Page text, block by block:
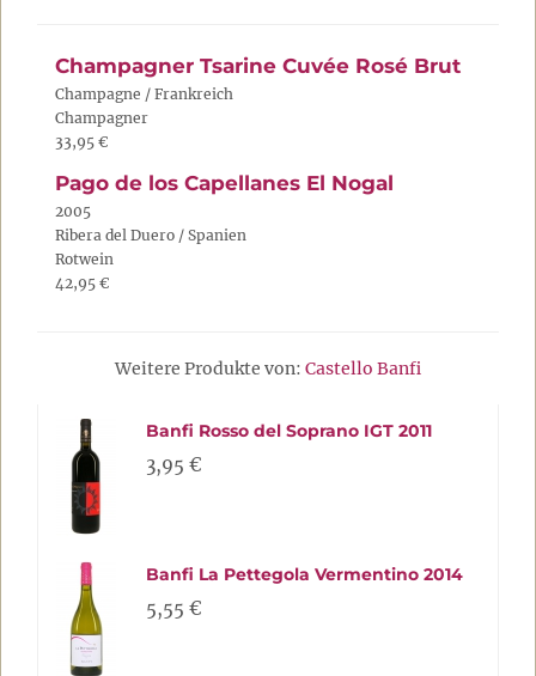
Champagner Tsarine Cuvée Rosé Brut
Champagne / Frankreich
Champagner
33,95 €
Pago de los Capellanes El Nogal
2005
Ribera del Duero / Spanien
Rotwein
42,95 €
Weitere Produkte von: Castello Banfi
Banfi Rosso del Soprano IGT 2011
3,95 €
Banfi La Pettegola Vermentino 2014
5,55 €